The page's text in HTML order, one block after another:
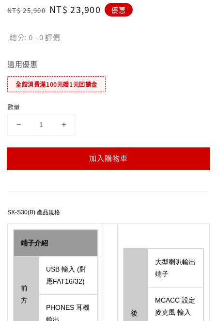
Regular
NT$ 25,900 Sale
NT$ 23,900 優惠
總分:0 -0評價
適用優惠
全館消費滿100元贈1元回饋金
數量
加入購物車
SX-S30(B) 產品規格
端子介紹
前
方
USB 輸入 (對
應FAT16/32)
PHONES 耳機
後
大型喇叭輸出
端子
MCACC 設定
麥克風 輸入